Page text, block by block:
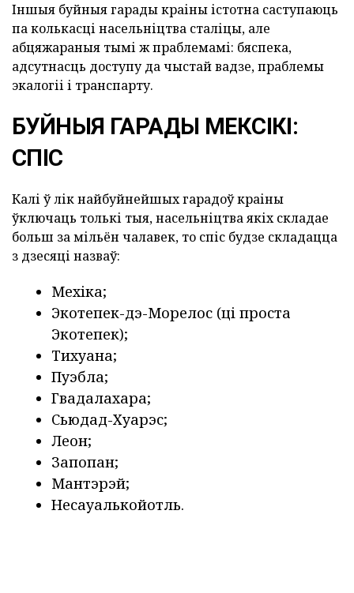
Іншыя буйныя гарады краіны істотна саступаюць
па колькасці насельніцтва сталіцы, але
абцяжараныя тымі ж праблемамі: бяспека,
адсутнасць доступу да чыстай вадзе, праблемы
экалогіі і транспарту.
БУЙНЫЯ ГАРАДЫ МЕКСІКІ:
СПІС
Калі ў лік найбуйнейшых гарадоў краіны
ўключаць толькі тыя, насельніцтва якіх складае
больш за мільён чалавек, то спіс будзе складацца
з дзесяці назваў:
Мехіка;
Экотепек-дэ-Морелос (ці проста
Экотепек);
Тихуана;
Пуэбла;
Гвадалахара;
Сьюдад-Хуарэс;
Леон;
Запопан;
Мантэрэй;
Несауалькойотль.